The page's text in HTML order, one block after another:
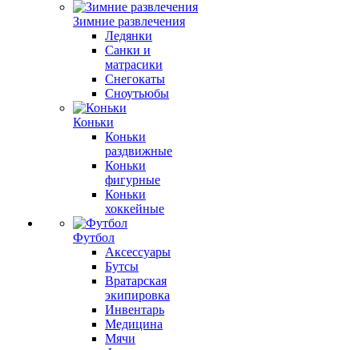
Зимние развлечения
Ледянки
Санки и
матрасики
Снегокаты
Сноутьюбы
Коньки
Коньки
раздвижные
Коньки
фигурные
Коньки
хоккейные
Футбол
Аксессуары
Бутсы
Вратарская
экипировка
Инвентарь
Медицина
Мячи